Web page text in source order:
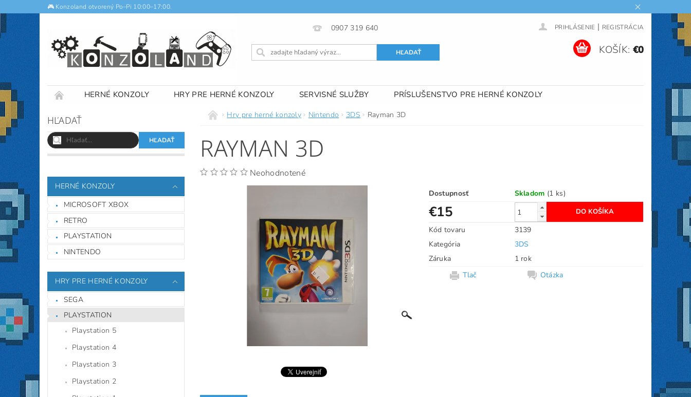
🎮 Konzoland otvorený Po–Pi 10:00–17:00.
0907 319 640 PRIHLÁSENIE | REGISTRÁCIA
KOŠÍK: €0
HERNÉ KONZOLY HRY PRE HERNÉ KONZOLY SERVISNÉ SLUŽBY
PRÍSLUŠENSTVO PRE HERNÉ KONZOLY
NOTEBOOKY
OBCHODNÉ PODMIENKY KONTAKTY
HĽADAŤ
HERNÉ KONZOLY
MICROSOFT XBOX
RETRO
PLAYSTATION
NINTENDO
HRY PRE HERNÉ KONZOLY
SEGA
PLAYSTATION
Playstation 5
Playstation 4
Playstation 3
Playstation 2
Hry pre herné konzoly Nintendo 3DS Rayman 3D
RAYMAN 3D
Neohodnotené
Dostupnosť Skladom (1 ks)
€15
Kód tovaru
3139
Kategória
3DS
Záruka
1 rok
Tlač
Otázka